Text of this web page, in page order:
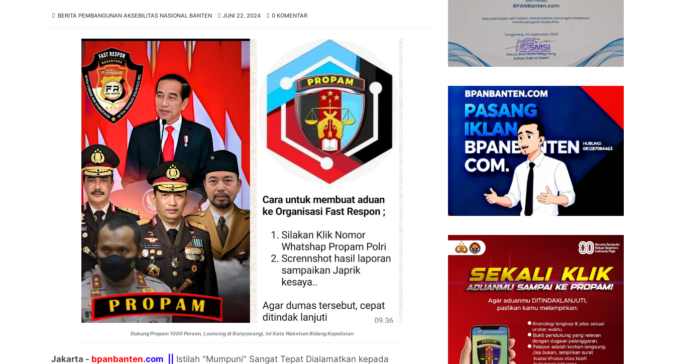
BERITA PEMBANGUNAN AKSEBILITAS NASIONAL BANTEN JUNI 22, 2024 0 KOMENTAR
Dukung Propam 1000 Persen, Louncing di Banyuwangi, Ini Kata Waketum Bidang Kepolisian
Jakarta - bpanbanten.com ||
Istilah "Mumpuni" Sangat Tepat Dialamatkan kepada